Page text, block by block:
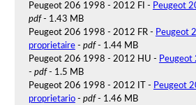
Peugeot 206 1998 - 2012 FI - Peugeot
pdf- 1.43 MB
Peugeot 206 1998 - 2012 FR - Peugeot
proprietaire- pdf- 1.44 MB
Peugeot 206 1998 - 2012 HU - Peugeot
- pdf- 1.5 MB
Peugeot 206 1998 - 2012 IT - Peugeot
proprietario- pdf- 1.46 MB